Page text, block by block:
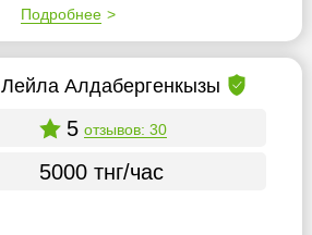
Подробнее
Лейла Алдабергенкызы
5 отзывов: 30
5000 тнг/час